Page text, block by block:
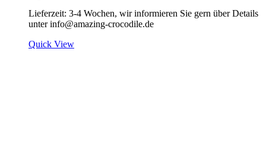
Lieferzeit: 3-4 Wochen, wir informieren Sie gern über Details
unter info@amazing-crocodile.de
Quick View